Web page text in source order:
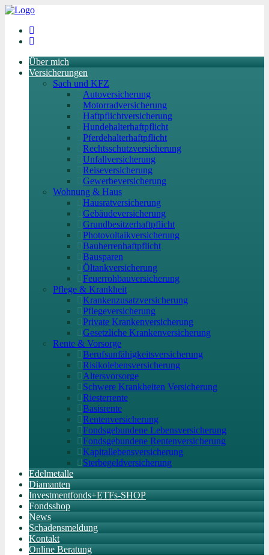
Über mich
Versicherungen
Sach und KFZ
Autoversicherung
Motorradversicherung
Haftpflichtversicherung
Hundehalterhaftpflicht
Pferdehalterhaftpflicht
Rechtsschutzversicherung
Unfallversicherung
Reiseversicherung
Gewerbeversicherung
Wohnung & Haus
Hausratversicherung
Gebäudeversicherung
Grundbesitzerhaftpflicht
Photovoltaikversicherung
Bauherrenhaftpflicht
Bausparen
Öltankversicherung
Feuerrohbauversicherung
Pflege & Krankheit
Krankenzusatzversicherung
Pflegeversicherung
Private Krankenversicherung
Gesetzliche Krankenversicherung
Rente & Vorsorge
Berufs­unfähigkeitsversicherung
Risikolebensversicherung
Altersvorsorge
Schwere Krankheiten Versicherung
Riesterrente
Basisrente
Rentenversicherung
Fondsgebundene Lebensversicherung
Fondsgebundene Rentenversicherung
Kapitallebensversicherung
Sterbegeldversicherung
Edelmetalle
Diamanten
Investmentfonds+ETFs-SHOP
Fondsshop
News
Schadensmeldung
Kontakt
Online Beratung